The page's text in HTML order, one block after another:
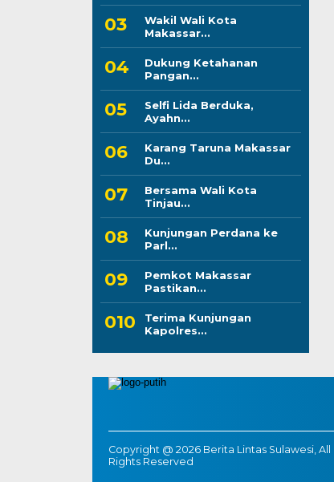
Wakil Wali Kota
Makassar...
Dukung Ketahanan
Pangan...
Selfi Lida Berduka,
Ayahn...
Karang Taruna Makassar
Du...
Bersama Wali Kota
Tinjau...
Kunjungan Perdana ke
Parl...
Pemkot Makassar
Pastikan...
Terima Kunjungan
Kapolres...
Copyright @ 2026 Berita Lintas Sulawesi, All
Rights Reserved